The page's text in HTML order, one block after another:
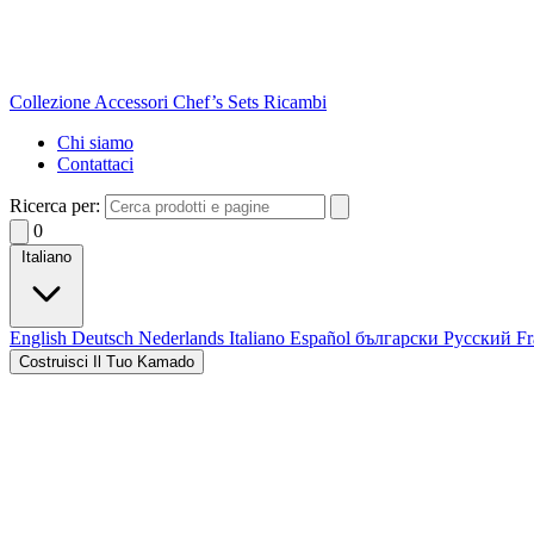
Collezione Accessori Chef’s Sets Ricambi
Chi siamo
Contattaci
Ricerca per:
0
Italiano
English Deutsch Nederlands Italiano Español български Русский
Costruisci Il Tuo Kamado